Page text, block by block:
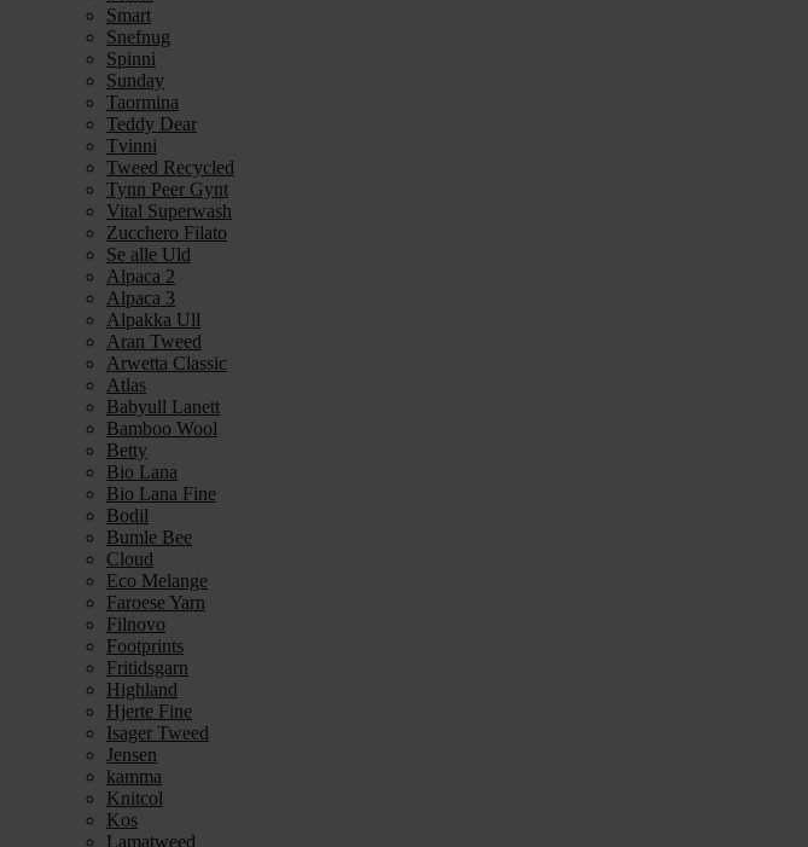
Smart
Snefnug
Spinni
Sunday
Taormina
Teddy Dear
Tvinni
Tweed Recycled
Tynn Peer Gynt
Vital Superwash
Zucchero Filato
Se alle Uld
Alpaca 2
Alpaca 3
Alpakka Ull
Aran Tweed
Arwetta Classic
Atlas
Babyull Lanett
Bamboo Wool
Betty
Bio Lana
Bio Lana Fine
Bodil
Bumle Bee
Cloud
Eco Melange
Faroese Yarn
Filnovo
Footprints
Fritidsgarn
Highland
Hjerte Fine
Isager Tweed
Jensen
kamma
Knitcol
Kos
Lamatweed